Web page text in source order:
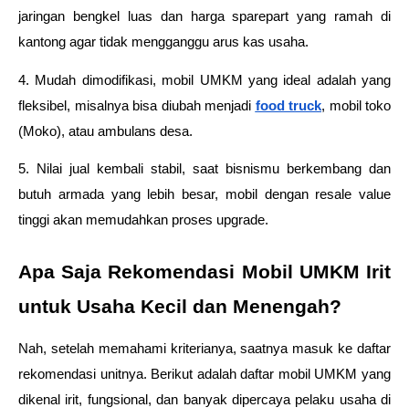
jaringan bengkel luas dan harga sparepart yang ramah di
kantong agar tidak mengganggu arus kas usaha.
4. Mudah dimodifikasi, mobil UMKM yang ideal adalah yang
fleksibel, misalnya bisa diubah menjadi food truck, mobil toko
(Moko), atau ambulans desa.
5. Nilai jual kembali stabil, saat bisnismu berkembang dan
butuh armada yang lebih besar, mobil dengan resale value
tinggi akan memudahkan proses upgrade.
Apa Saja Rekomendasi Mobil UMKM Irit
untuk Usaha Kecil dan Menengah?
Nah, setelah memahami kriterianya, saatnya masuk ke daftar
rekomendasi unitnya. Berikut adalah daftar mobil UMKM yang
dikenal irit, fungsional, dan banyak dipercaya pelaku usaha di